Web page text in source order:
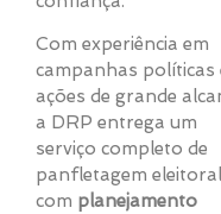
Com experiência em
campanhas políticas
ações de grande
a DRP entrega um
serviço completo de
panfletagem
com planejamento